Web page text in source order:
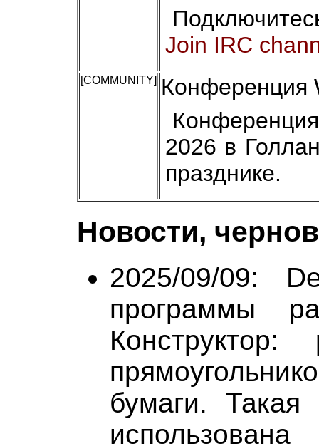
Join IRC
[COMMUNITY] Конференция
2026 в
празднике.
Новости,
2025/09/09:
программы
Конструктор:
бумаги.